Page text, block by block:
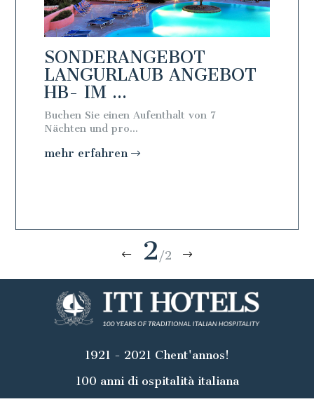
SONDERANGEBOT
LANGURLAUB ANGEBOT
HB- IM ...
Buchen Sie einen Aufenthalt von 7
Nächten und pro...
mehr erfahren
2 /2
1921 - 2021 Chent'annos!
100 anni di ospitalità italiana